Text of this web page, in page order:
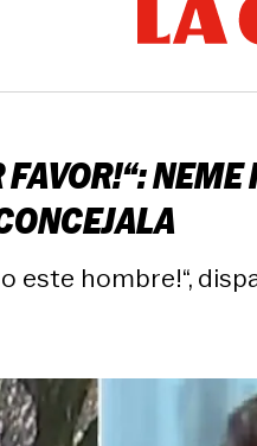
FAVOR!“:
este hombre!“,